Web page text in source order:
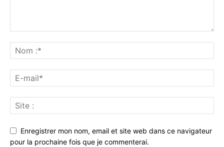
Enregistrer mon nom, email et site web dans ce navigateur
pour la prochaine fois que je commenterai.